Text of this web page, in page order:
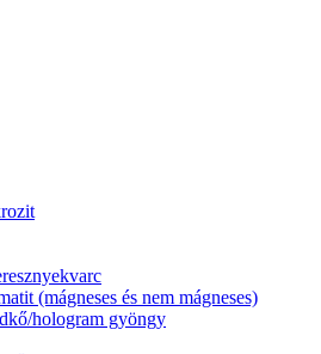
(mágneses és nem mágneses)
hologram gyöngy